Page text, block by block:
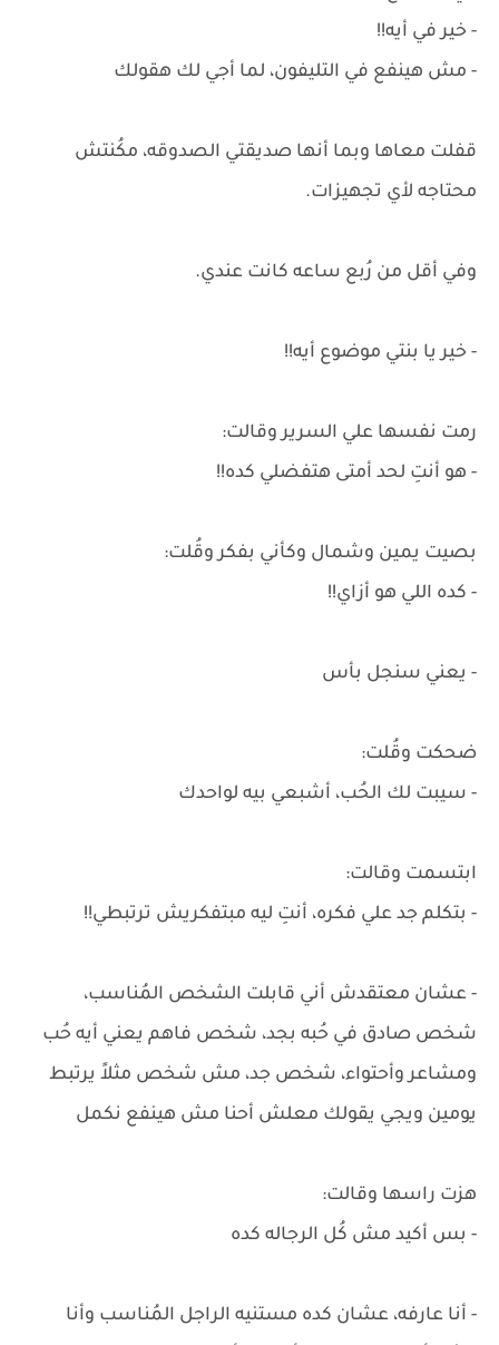
- خير في أيه!!
- مش هينفع في التليفون، لما أجي لك هقولك
قفلت معاها وبما أنها صديقتي الصدوقه، مكُنتش
محتاجه لأي تجهيزات.
وفي أقل من رُبع ساعه كانت عندي.
- خير يا بنتي موضوع أيه!!
رمت نفسها علي السرير وقالت:
- هو أنتِ لحد أمتى هتفضلي كده!!
بصيت يمين وشمال وكأني بفكر وقُلت:
- كده اللي هو أزاي!!
- يعني سنجل بأس
ضحكت وقُلت:
- سيبت لك الحُب، أشبعي بيه لواحدك
ابتسمت وقالت:
- بتكلم جد علي فكره، أنتِ ليه مبتفكريش ترتبطي!!
- عشان معتقدش أني قابلت الشخص المُناسب،
شخص صادق في حُبه بجد، شخص فاهم يعني أيه حُب
ومشاعر وأحتواء، شخص جد، مش شخص مثلاً يرتبط
يومين ويجي يقولك معلش أحنا مش هينفع نكمل
هزت راسها وقالت:
- بس أكيد مش كُل الرجاله كده
- أنا عارفه، عشان كده مستنيه الراجل المُناسب وأنا